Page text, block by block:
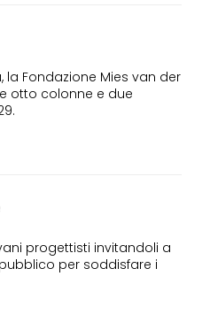
Fondazione Mies van der
otto colonne e due
progettisti invitandoli a
per soddisfare i